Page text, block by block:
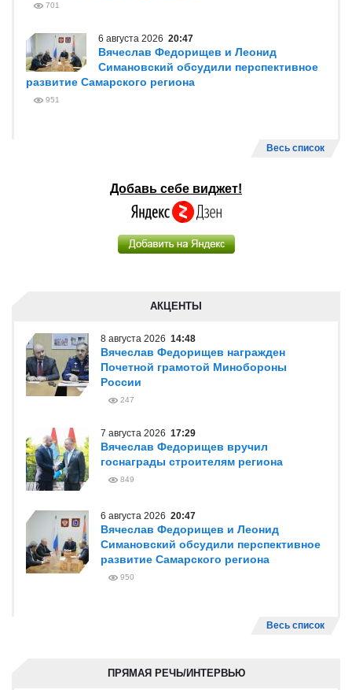
701
6 августа 2026 20:47
Вячеслав Федорищев и Леонид
Симановский обсудили перспективное
развитие Самарского региона
951
Весь список
Добавь себе виджет!
АКЦЕНТЫ
8 августа 2026 14:48
Вячеслав Федорищев награжден
Почетной грамотой Минобороны
России
247
7 августа 2026 17:29
Вячеслав Федорищев вручил
госнаграды строителям региона
849
6 августа 2026 20:47
Вячеслав Федорищев и Леонид
Симановский обсудили перспективное
развитие Самарского региона
950
Весь список
ПРЯМАЯ РЕЧЬ/ИНТЕРВЬЮ